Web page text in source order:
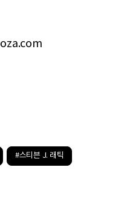
#스티븐 J. 래틱